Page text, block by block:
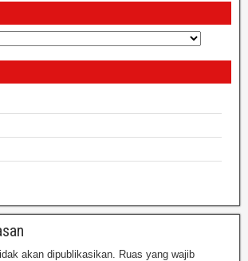
akan dipublikasikan. Ruas yang wajib